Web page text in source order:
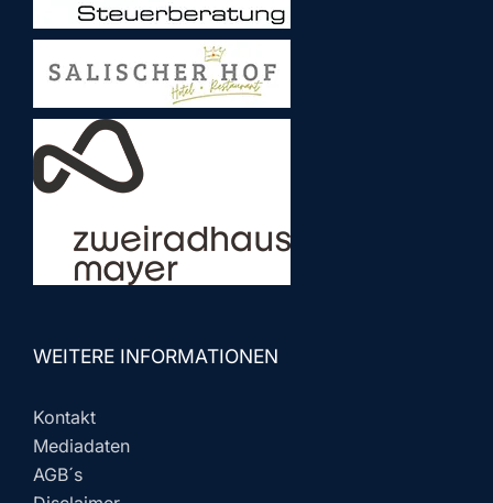
WEITERE INFORMATIONEN
Kontakt
Mediadaten
AGB´s